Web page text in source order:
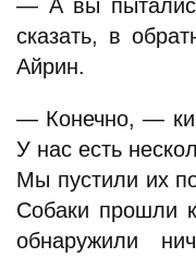
— А вы
сказать, в
Айрин.
— Конечно, —
У нас есть
Мы пустили их
Собаки прошли
обнаружили